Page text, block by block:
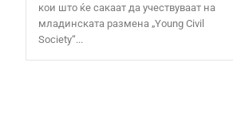
кои што ќе сакаат да учествуваат на
младинската размена „Young Civil
Society“...